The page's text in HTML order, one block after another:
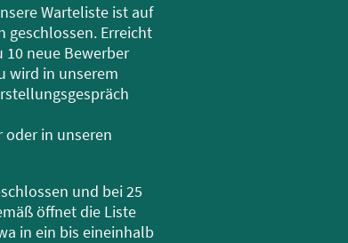
Warteliste ist auf
geschlossen. Erreicht
10 neue Bewerber
wird in unserem
oder in unseren
und bei 25
öffnet die Liste
in ein bis eineinhalb